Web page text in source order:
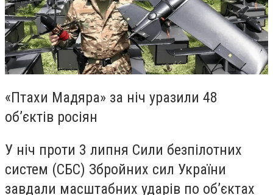
«Птахи Мадяра» за ніч уразили 48
об’єктів росіян
У ніч проти 3 липня Сили безпілотних
систем (СБС) Збройних сил України
завдали масштабних ударів по об’єктах